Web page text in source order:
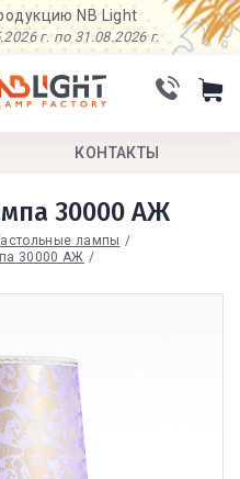
NB Light
г. по 31.08.2026 г.
КОНТАКТЫ
30000 АЖ
лампы
30000 АЖ